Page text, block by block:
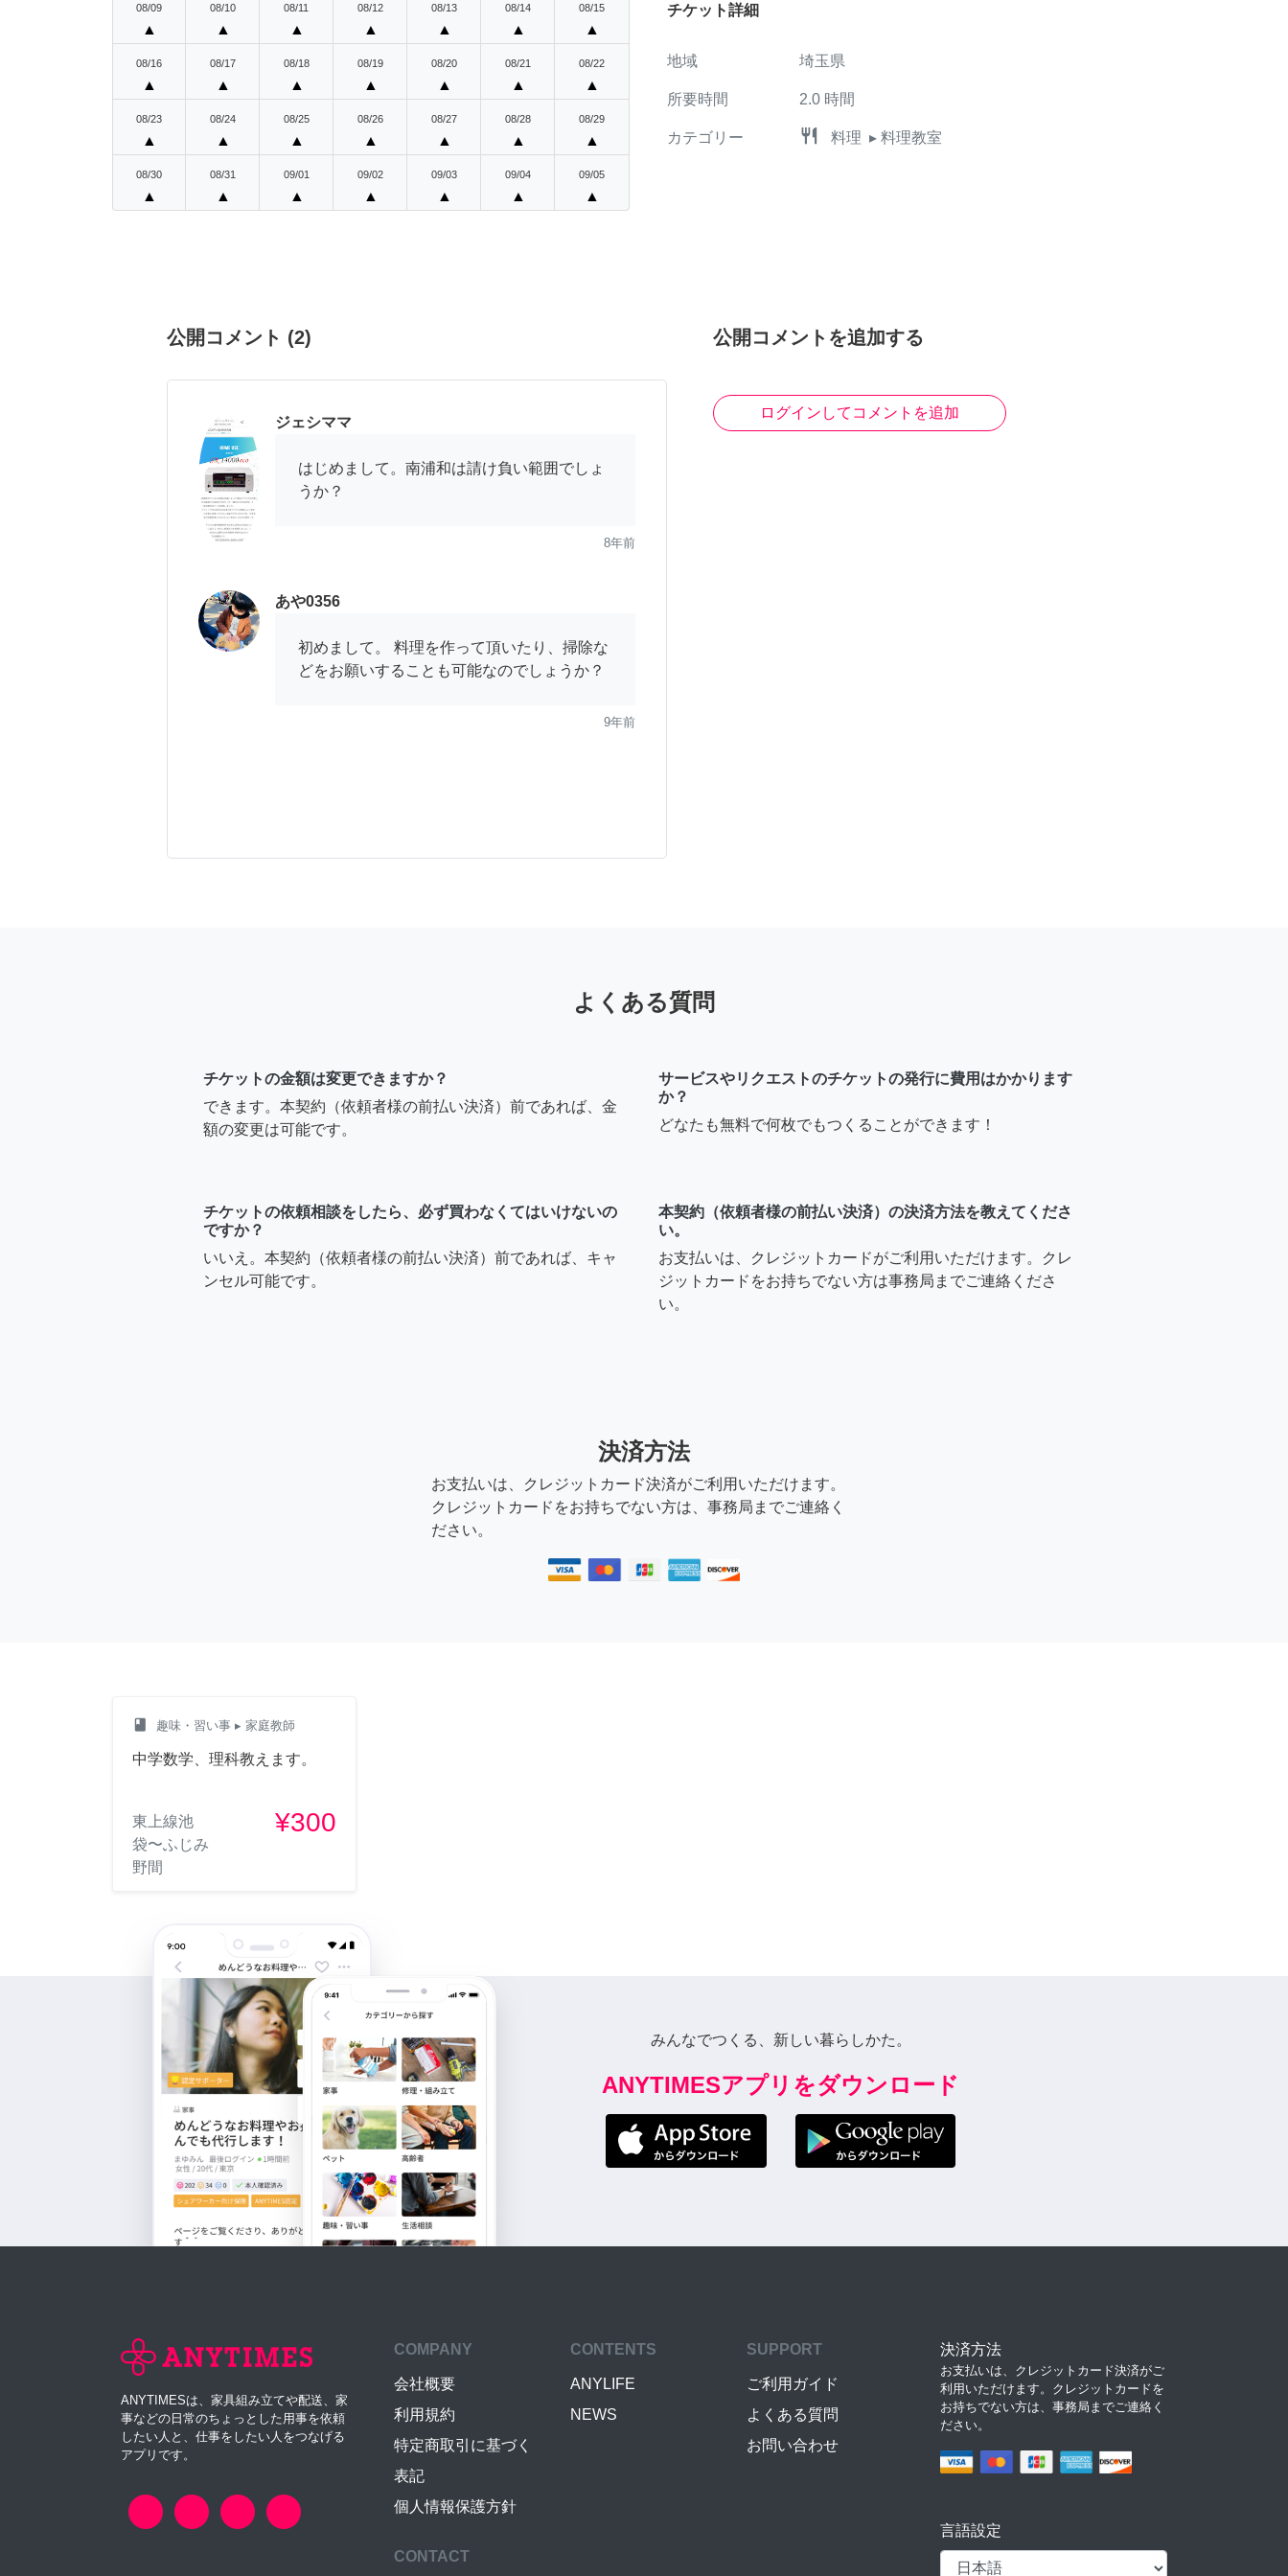
08/09
▲
08/10
▲
08/11
▲
08/12
▲
08/13
▲
08/14
▲
08/15
▲
08/16
▲
08/17
▲
08/18
▲
08/19
▲
08/20
▲
08/21
▲
08/22
▲
08/23
▲
08/24
▲
08/25
▲
08/26
▲
08/27
▲
08/28
▲
08/29
▲
08/30
▲
08/31
▲
09/01
▲
09/02
▲
09/03
▲
09/04
▲
09/05
▲
チケット詳細
地域 埼玉県
所要時間 2.0 時間
カテゴリー restaurant 料理 ▸ 料理教室
公開コメント (2)
ジェシママ
はじめまして。南浦和は請け負い範囲でしょ
うか？
8年前
あや0356
初めまして。 料理を作って頂いたり、掃除な
どをお願いすることも可能なのでしょうか？
9年前
公開コメントを追加する
ログインしてコメントを追加
よくある質問
チケットの金額は変更できますか？
できます。本契約（依頼者様の前払い決済）前であれば、金
額の変更は可能です。
サービスやリクエストのチケットの発行に費用はかかります
か？
どなたも無料で何枚でもつくることができます！
チケットの依頼相談をしたら、必ず買わなくてはいけないの
ですか？
いいえ。本契約（依頼者様の前払い決済）前であれば、キャ
ンセル可能です。
本契約（依頼者様の前払い決済）の決済方法を教えてくださ
い。
お支払いは、クレジットカードがご利用いただけます。クレ
ジットカードをお持ちでない方は事務局までご連絡くださ
い。
決済方法
お支払いは、クレジットカード決済がご利用いただけます。
クレジットカードをお持ちでない方は、事務局までご連絡く
ださい。
class 趣味・習い事 ▸ 家庭教師
中学数学、理科教えます。
東上線池
袋〜ふじみ
野間
¥300
みんなでつくる、新しい暮らしかた。
ANYTIMESアプリをダウンロード
ANYTIMESは、家具組み立てや配送、家
事などの日常のちょっとした用事を依頼
したい人と、仕事をしたい人をつなげる
アプリです。
COMPANY
会社概要
利用規約
特定商取引に基づく
表記
個人情報保護方針
CONTENTS
ANYLIFE
NEWS
SUPPORT
ご利用ガイド
よくある質問
お問い合わせ
CONTACT
決済方法
お支払いは、クレジットカード決済がご
利用いただけます。クレジットカードを
お持ちでない方は、事務局までご連絡く
ださい。
言語設定